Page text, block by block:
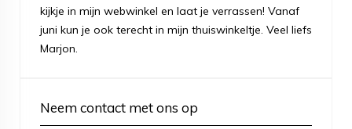
kijkje in mijn webwinkel en laat je verrassen! Vanaf
juni kun je ook terecht in mijn thuiswinkeltje. Veel liefs
Marjon.
Neem contact met ons op